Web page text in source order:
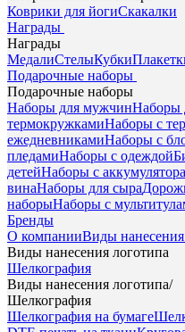
Коврики для йогиСкакалки
Награды
Награды
МедалиСтелыКубки
Подарочные наборы
Подарочные наборы
Наборы для мужчинНаборы
термокружкамиНаборы с
ежедневникамиНаборы с
пледамиНаборы с одеждой
детейНаборы с
винаНаборы для сыра
наборыНаборы с
Бренды
О компанииВиды нанесения
Виды нанесения логотипа
Шелкография
Виды нанесения логотипа/
Шелкография
Шелкография на бумаге